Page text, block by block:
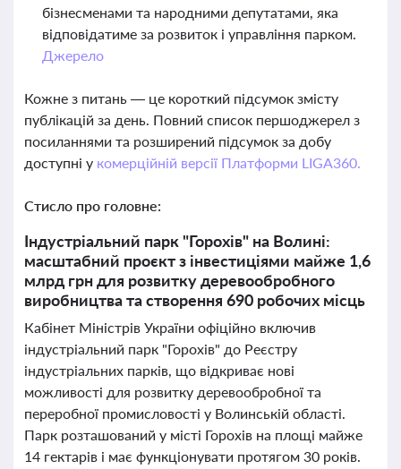
бізнесменами та народними депутатами, яка
відповідатиме за розвиток і управління парком.
Джерело
Кожне з питань — це короткий підсумок змісту
публікацій за день. Повний список першоджерел з
посиланнями та розширений підсумок за добу
доступні у комерційній версії Платформи LIGA360.
Стисло про головне:
Індустріальний парк "Горохів" на Волині:
масштабний проєкт з інвестиціями майже 1,6
млрд грн для розвитку деревообробного
виробництва та створення 690 робочих місць
Кабінет Міністрів України офіційно включив
індустріальний парк "Горохів" до Реєстру
індустріальних парків, що відкриває нові
можливості для розвитку деревообробної та
переробної промисловості у Волинській області.
Парк розташований у місті Горохів на площі майже
14 гектарів і має функціонувати протягом 30 років.